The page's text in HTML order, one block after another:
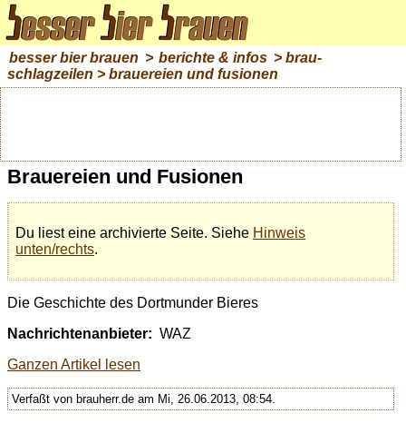
besser bier brauen > berichte & infos > brau-
schlagzeilen > brauereien und fusionen
Brauereien und Fusionen
Du liest eine archivierte Seite. Siehe Hinweis
unten/rechts.
Die Geschichte des Dortmunder Bieres
Nachrichtenanbieter: WAZ
Ganzen Artikel lesen
Verfaßt von brauherr.de am Mi, 26.06.2013, 08:54.